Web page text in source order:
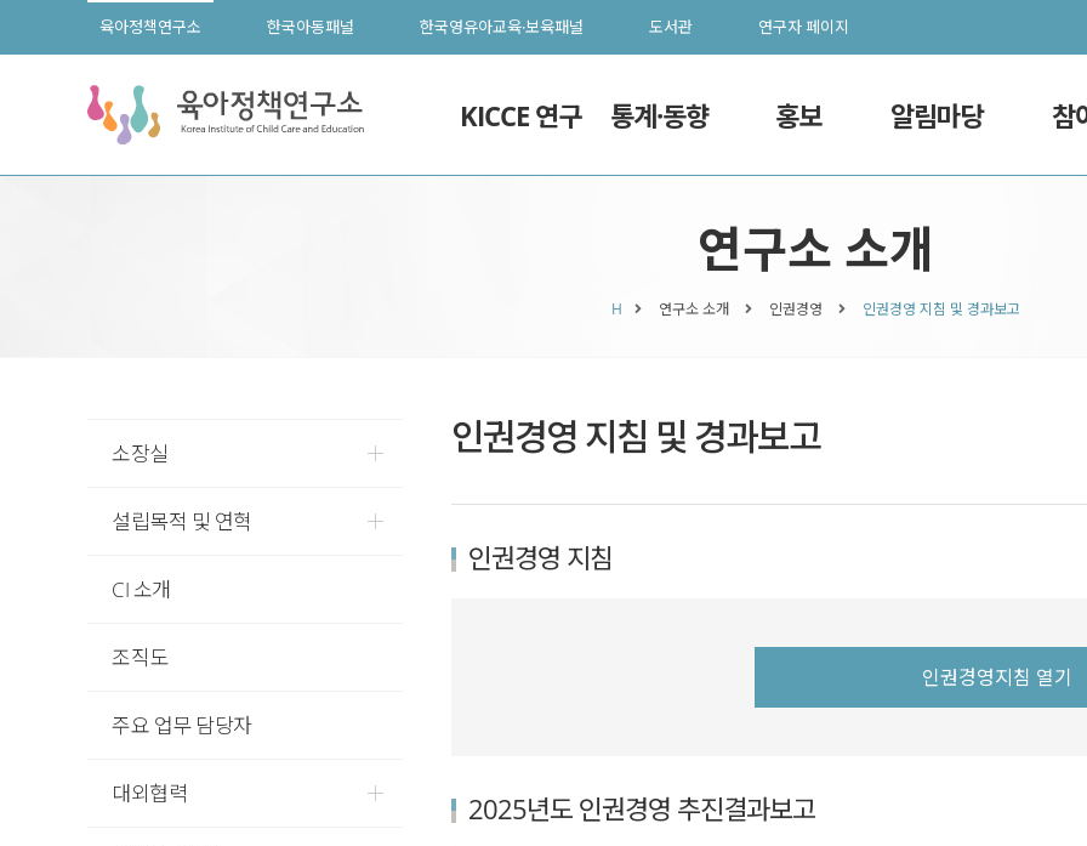
육아정책연구소 한국아동패널 한국영유아교육·보육패널 도서관 연구자 페이지
KICCE 연구 통계·동향 홍보 알림마당 참
연구소 소개
H 연구소 소개 인권경영 인권경영 지침 및 경과보고
소장실
설립목적 및 연혁
CI 소개
조직도
주요 업무 담당자
대외협력
인권경영 지침 및 경과보고
인권경영 지침
인권경영지침 열기
2025년도 인권경영 추진결과보고